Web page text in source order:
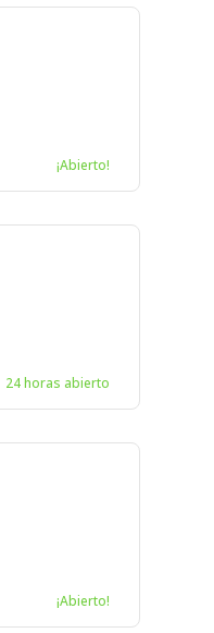
¡Abierto!
24 horas abierto
¡Abierto!